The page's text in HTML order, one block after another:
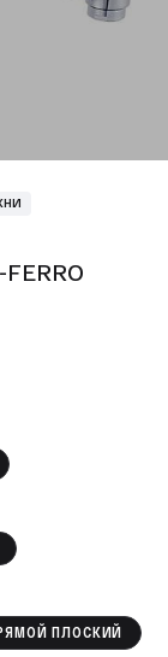
ПЛОСКИЙ